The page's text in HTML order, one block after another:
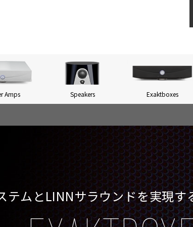
Amps Speakers Exaktboxes
テムとLINNサラウンドを実現す